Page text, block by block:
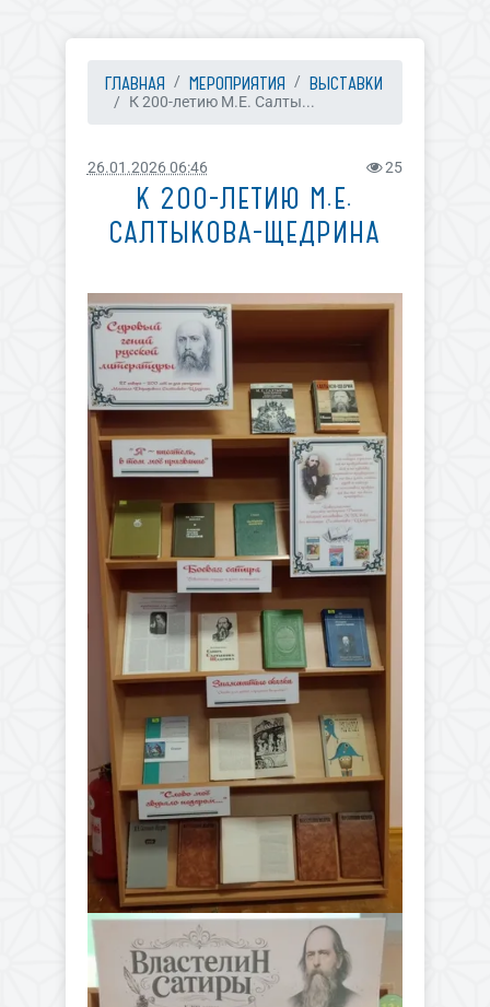
ГЛАВНАЯ МЕРОПРИЯТИЯ ВЫСТАВКИ
К 200-летию М.Е. Салты...
26.01.2026 06:46 25
К 200-ЛЕТИЮ М.Е.
САЛТЫКОВА-ЩЕДРИНА